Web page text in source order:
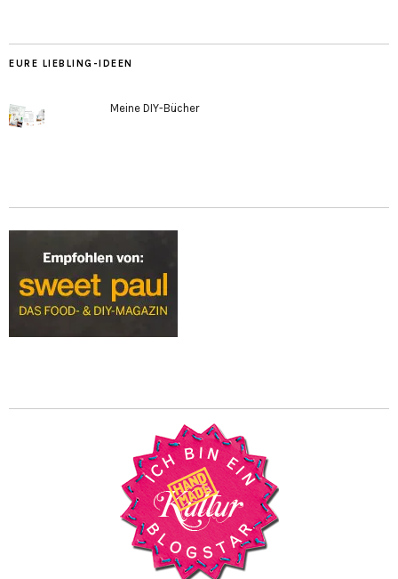
EURE LIEBLING-IDEEN
Meine DIY-Bücher